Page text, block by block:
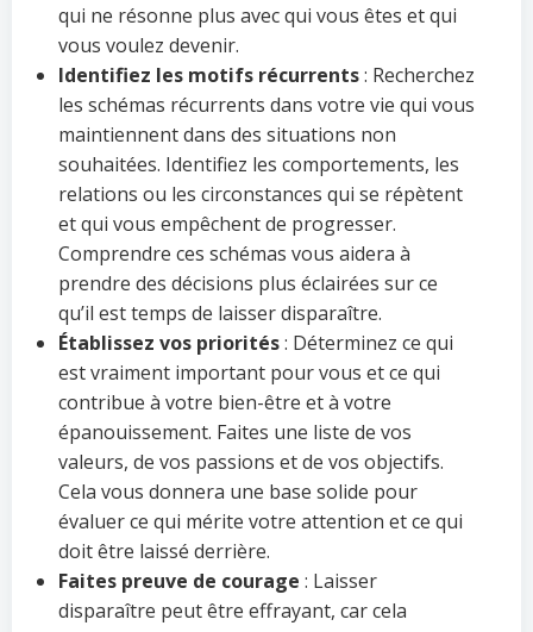
qui ne résonne plus avec qui vous êtes et qui
vous voulez devenir.
Identifiez les motifs récurrents: Recherchez
les schémas récurrents dans votre vie qui vous
maintiennent dans des situations non
souhaitées. Identifiez les comportements, les
relations ou les circonstances qui se répètent
et qui vous empêchent de progresser.
Comprendre ces schémas vous aidera à
prendre des décisions plus éclairées sur ce
qu’il est temps de laisser disparaître.
Établissez vos priorités: Déterminez ce qui
est vraiment important pour vous et ce qui
contribue à votre bien-être et à votre
épanouissement. Faites une liste de vos
valeurs, de vos passions et de vos objectifs.
Cela vous donnera une base solide pour
évaluer ce qui mérite votre attention et ce qui
doit être laissé derrière.
Faites preuve de courage : Laisser
disparaître peut être effrayant, car cela